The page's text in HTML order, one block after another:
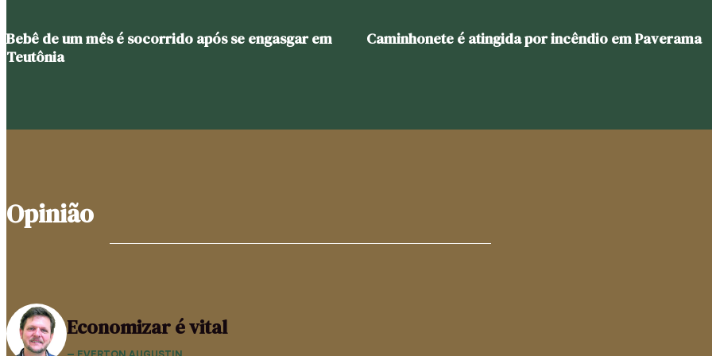
Bebê de um mês é socorrido após se engasgar em
Teutônia
Caminhonete é atingida por incêndio em Paverama
Opinião
Economizar é vital